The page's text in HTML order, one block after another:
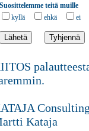
teitä muille
kyllä
ehkä ei
Kataja